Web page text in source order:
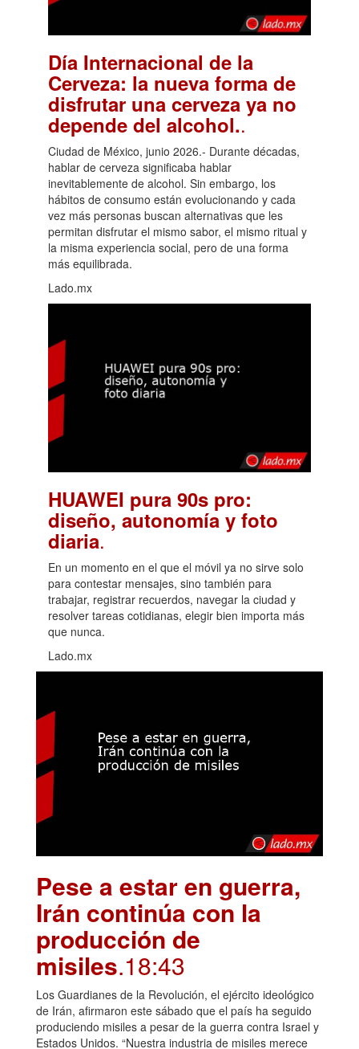
Día Internacional de la
Cerveza: la nueva forma de
disfrutar una cerveza ya no
depende del alcohol..
Ciudad de México, junio 2026.- Durante décadas,
hablar de cerveza significaba hablar
inevitablemente de alcohol. Sin embargo, los
hábitos de consumo están evolucionando y cada
vez más personas buscan alternativas que les
permitan disfrutar el mismo sabor, el mismo ritual y
la misma experiencia social, pero de una forma
más equilibrada.
Lado.mx
HUAWEI pura 90s pro:
diseño, autonomía y foto
diaria.
En un momento en el que el móvil ya no sirve solo
para contestar mensajes, sino también para
trabajar, registrar recuerdos, navegar la ciudad y
resolver tareas cotidianas, elegir bien importa más
que nunca.
Lado.mx
Pese a estar en guerra,
Irán continúa con la
producción de
misiles.18:43
Los Guardianes de la Revolución, el ejército ideológico
de Irán, afirmaron este sábado que el país ha seguido
produciendo misiles a pesar de la guerra contra Israel y
Estados Unidos. “Nuestra industria de misiles merece